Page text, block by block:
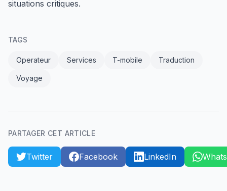
situations critiques.
TAGS
Operateur Services T-mobile Traduction
Voyage
PARTAGER CET ARTICLE
Twitter Facebook LinkedIn